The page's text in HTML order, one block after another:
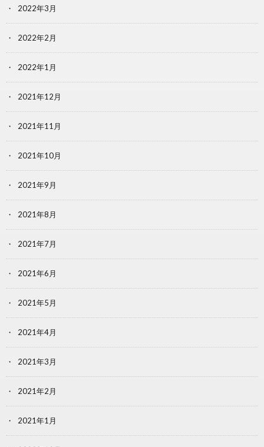
2022年3月
2022年2月
2022年1月
2021年12月
2021年11月
2021年10月
2021年9月
2021年8月
2021年7月
2021年6月
2021年5月
2021年4月
2021年3月
2021年2月
2021年1月